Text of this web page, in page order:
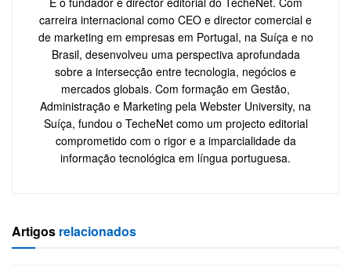
carreira internacional como CEO e director comercial e
de marketing em empresas em Portugal, na Suíça e no
Brasil, desenvolveu uma perspectiva aprofundada
sobre a intersecção entre tecnologia, negócios e
mercados globais. Com formação em Gestão,
Administração e Marketing pela Webster University, na
Suíça, fundou o TecheNet como um projecto editorial
comprometido com o rigor e a imparcialidade da
informação tecnológica em língua portuguesa.
Artigos relacionados